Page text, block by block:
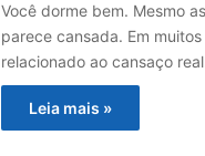
Você dorme bem. Mesmo
parece cansada. Em
relacionado ao cansaço
Leia mais »